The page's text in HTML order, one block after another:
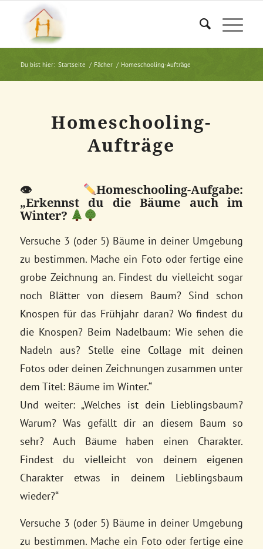
Du bist hier: Startseite / Fächer / Homeschooling-Aufträge
Homeschooling-
Aufträge
👁
Homeschooling-Aufgabe:
„Erkennst du die Bäume auch im
Winter?
Versuche 3 (oder 5) Bäume in deiner Umgebung
zu bestimmen. Mache ein Foto oder fertige eine
grobe Zeichnung an. Findest du vielleicht sogar
noch Blätter von diesem Baum? Sind schon
Knospen für das Frühjahr daran? Wo findest du
die Knospen? Beim Nadelbaum: Wie sehen die
Nadeln aus? Stelle eine Collage mit deinen
Fotos oder deinen Zeichnungen zusammen unter
dem Titel: Bäume im Winter.“
Und weiter: „Welches ist dein Lieblingsbaum?
Warum? Was gefällt dir an diesem Baum so
sehr? Auch Bäume haben einen Charakter.
Findest du vielleicht von deinem eigenen
Charakter etwas in deinem Lieblingsbaum
wieder?“
Versuche 3 (oder 5) Bäume in deiner Umgebung
zu bestimmen. Mache ein Foto oder fertige eine